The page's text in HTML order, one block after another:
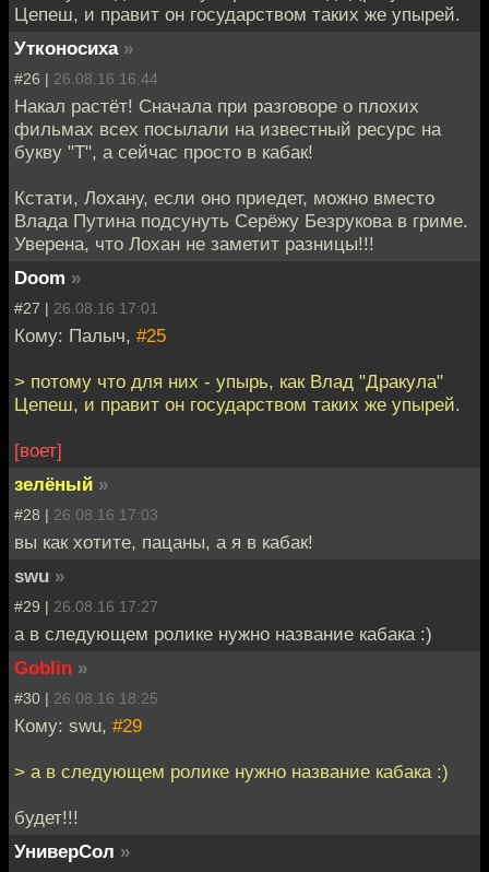
Цепеш, и правит он государством таких же упырей.
Утконосиха »
#26 | 26.08.16 16:44
Накал растёт! Сначала при разговоре о плохих
фильмах всех посылали на известный ресурс на
букву "Т", а сейчас просто в кабак!
Кстати, Лохану, если оно приедет, можно вместо
Влада Путина подсунуть Серёжу Безрукова в гриме.
Уверена, что Лохан не заметит разницы!!!
Doom »
#27 | 26.08.16 17:01
Кому: Палыч, #25
> потому что для них - упырь, как Влад "Дракула"
Цепеш, и правит он государством таких же упырей.
[воет]
зелёный »
#28 | 26.08.16 17:03
вы как хотите, пацаны, а я в кабак!
swu »
#29 | 26.08.16 17:27
а в следующем ролике нужно название кабака :)
Goblin »
#30 | 26.08.16 18:25
Кому: swu, #29
> а в следующем ролике нужно название кабака :)
будет!!!
УниверСол »